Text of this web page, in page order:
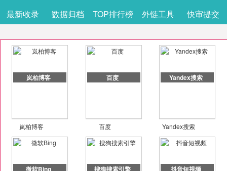
最新收录
数据归档 TOP排行榜 外链工具 快审提交
岚柏博客
岚柏博客
百度
百度
Yandex搜索
Yandex搜索
微软Bing 搜狗搜索引擎 抖音短视频